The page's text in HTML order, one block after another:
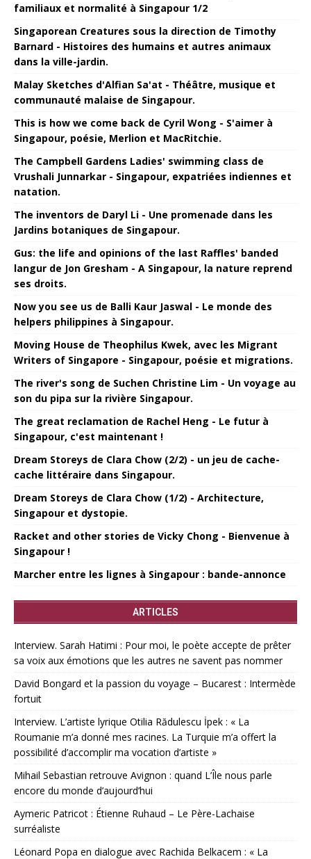
familiaux et normalité à Singapour 1/2
Singaporean Creatures sous la direction de Timothy
Barnard - Histoires des humains et autres animaux
dans la ville-jardin.
Malay Sketches d'Alfian Sa'at - Théâtre, musique et
communauté malaise de Singapour.
This is how we come back de Cyril Wong - S'aimer à
Singapour, poésie, Merlion et MacRitchie.
The Campbell Gardens Ladies' swimming class de
Vrushali Junnarkar - Singapour, expatriées indiennes et
natation.
The inventors de Daryl Li - Une promenade dans les
Jardins botaniques de Singapour.
Gus: the life and opinions of the last Raffles' banded
langur de Jon Gresham - A Singapour, la nature reprend
ses droits.
Now you see us de Balli Kaur Jaswal - Le monde des
helpers philippines à Singapour.
Moving House de Theophilus Kwek, avec les Migrant
Writers of Singapore - Singapour, poésie et migrations.
The river's song de Suchen Christine Lim - Un voyage au
son du pipa sur la rivière Singapour.
The great reclamation de Rachel Heng - Le futur à
Singapour, c'est maintenant !
Dream Storeys de Clara Chow (2/2) - un jeu de cache-
cache littéraire dans Singapour.
Dream Storeys de Clara Chow (1/2) - Architecture,
Singapour et dystopie.
Racket and other stories de Vicky Chong - Bienvenue à
Singapour !
Marcher entre les lignes à Singapour : bande-annonce
ARTICLES
Interview. Sarah Hatimi : Pour moi, le poète accepte de prêter
sa voix aux émotions que les autres ne savent pas nommer
David Bongard et la passion du voyage – Bucarest : Intermède
fortuit
Interview. L’artiste lyrique Otilia Rădulescu İpek : « La
Roumanie m’a donné mes racines. La Turquie m’a offert la
possibilité d’accomplir ma vocation d’artiste »
Mihail Sebastian retrouve Avignon : quand L’Île nous parle
encore du monde d’aujourd’hui
Aymeric Patricot : Étienne Ruhaud – Le Père-Lachaise
surréaliste
Léonard Popa en dialogue avec Rachida Belkacem : « La